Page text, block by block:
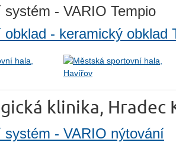
systém - VARIO Tempio
obklad - keramický obklad
klinika, Hradec
systém - VARIO nýtování